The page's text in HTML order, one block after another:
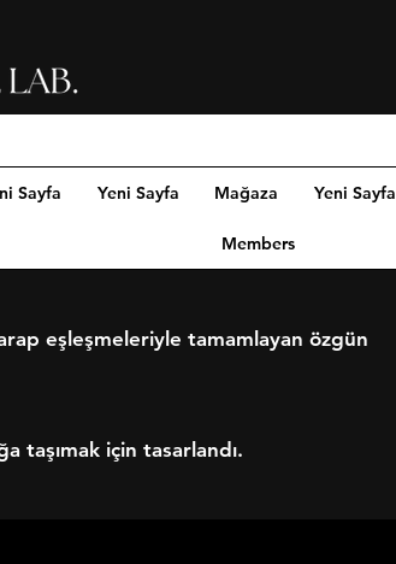
Sayfa Yeni Sayfa Mağaza Yeni Sayfa
Members
eşleşmeleriyle tamamlayan özgün
taşımak için tasarlandı.